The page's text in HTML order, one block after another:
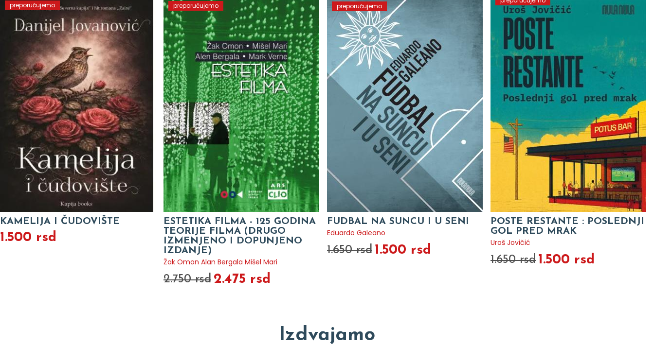
preporučujemo
KAMELIJA I ČUDOVIŠTE
1.500 rsd
preporučujemo
ESTETIKA FILMA - 125 GODINA
TEORIJE FILMA (DRUGO
IZMENJENO I DOPUNJENO
IZDANJE)
Žak Omon Alan Bergala Mišel Mari
2.750 rsd 2.475 rsd
preporučujemo
FUDBAL NA SUNCU I U SENI
Eduardo Galeano
1.650 rsd 1.500 rsd
POSTE RESTANTE : POSLEDNJI
GOL PRED MRAK
Uroš Jovičić
1.650 rsd 1.500 rsd
Izdvajamo